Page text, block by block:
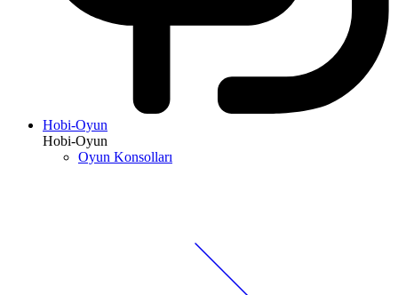
Hobi-Oyun
Hobi-Oyun
Oyun Konsolları